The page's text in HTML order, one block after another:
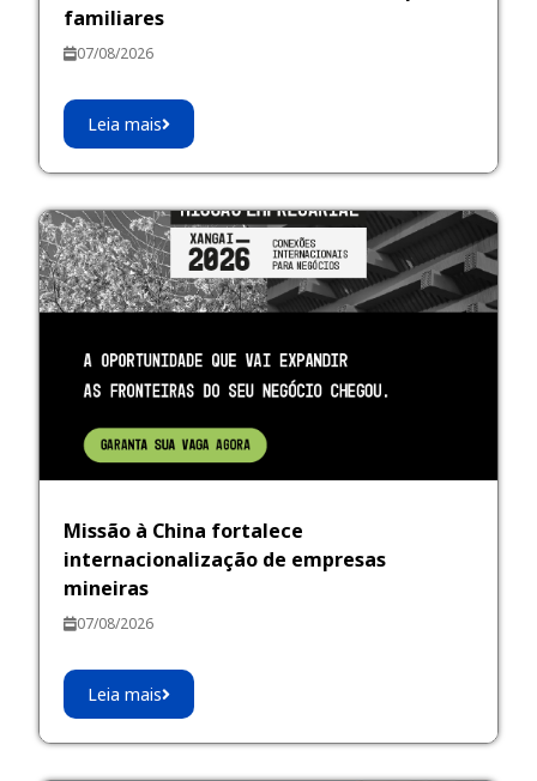
familiares
07/08/2026
Leia mais
Missão à China fortalece
internacionalização de empresas
mineiras
07/08/2026
Leia mais